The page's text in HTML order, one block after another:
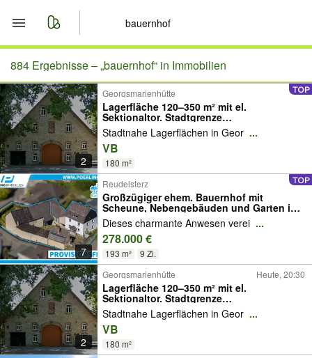
Start
Merkliste
Nachrichten
Anzeige aufgeben
884 Ergebnisse –„bauernhof“ in Immobilien
2
Georgsmarienhütte
Lagerfläche 120–350 m² mit el.
Sektionaltor. Stadtgrenze
Osnabrück/Georgsmarienhütte
Stadtnahe Lagerflächen in Geor ...
VB
180 m²
7
Reudelsterz
Großzügiger ehem. Bauernhof mit
Scheune, Nebengebäuden und Garten in
Reudelsterz – PROVISIONSFREI
Dieses charmante Anwesen verei ...
278.000 €
193 m² 9 Zi.
2
Georgsmarienhütte Heute, 20:30
Lagerfläche 120–350 m² mit el.
Sektionaltor. Stadtgrenze
Osnabrück/Georgsmarienhütte
Stadtnahe Lagerflächen in Geor ...
VB
180 m²